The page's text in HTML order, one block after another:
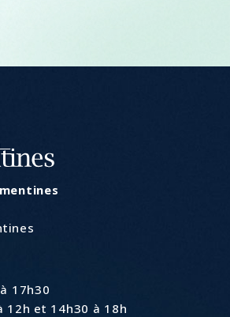
17h30
12h et 14h30 à 18h